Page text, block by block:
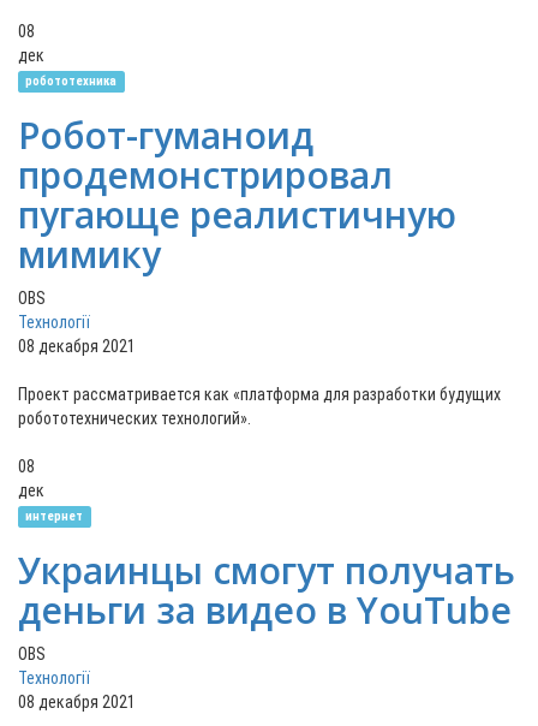
08
дек
робототехника
Робот-гуманоид
продемонстрировал
пугающе реалистичную
мимику
OBS
Технології
08 декабря 2021
Проект рассматривается как «платформа для разработки будущих
робототехнических технологий».
08
дек
интернет
Украинцы смогут получать
деньги за видео в YouTube
OBS
Технології
08 декабря 2021